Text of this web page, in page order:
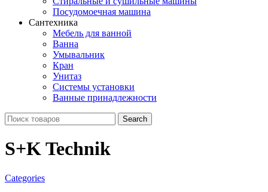
Посудомоечная машина
Сантехника
Мебель для ванной
Ванна
Умывальник
Кран
Унитаз
Системы установки
Ванные принадлежности
Search
S+K Technik
Categories